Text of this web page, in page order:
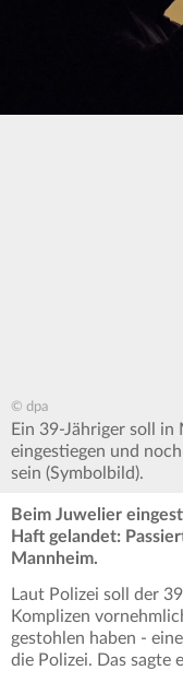
© dpa
Ein 39-Jähriger soll
eingestiegen und
sein (Symbolbild).
Beim Juwelier
Haft gelandet:
Mannheim.
Laut Polizei soll der
Komplizen
gestohlen haben -
die Polizei. Das sagte